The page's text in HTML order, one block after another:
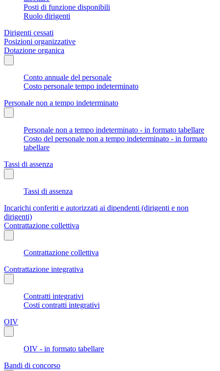
Posti di funzione disponibili
Ruolo dirigenti
Dirigenti cessati
Posizioni organizzative
Dotazione organica
Conto annuale del personale
Costo personale tempo indeterminato
Personale non a tempo indeterminato
Personale non a tempo indeterminato - in formato tabellare
Costo del personale non a tempo indeterminato - in formato
tabellare
Tassi di assenza
Tassi di assenza
Incarichi conferiti e autorizzati ai dipendenti (dirigenti e non
dirigenti)
Contrattazione collettiva
Contrattazione collettiva
Contrattazione integrativa
Contratti integrativi
Costi contratti integrativi
OIV
OIV - in formato tabellare
Bandi di concorso